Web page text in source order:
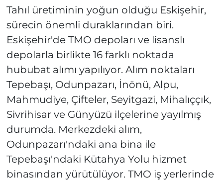
Tahıl üretiminin yoğun olduğu Eskişehir,
sürecin önemli duraklarından biri.
Eskişehir'de TMO depoları ve lisanslı
depolarla birlikte 16 farklı noktada
hububat alımı yapılıyor. Alım noktaları
Tepebaşı, Odunpazarı, İnönü, Alpu,
Mahmudiye, Çifteler, Seyitgazi, Mihalıççık,
Sivrihisar ve Günyüzü ilçelerine yayılmış
durumda. Merkezdeki alım,
Odunpazarı'ndaki ana bina ile
Tepebaşı'ndaki Kütahya Yolu hizmet
binasından yürütülüyor. TMO iş yerlerinde